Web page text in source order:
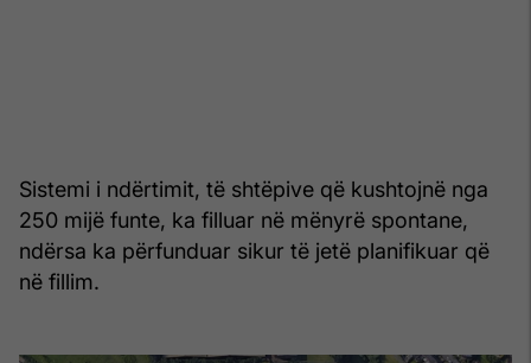
Sistemi i ndërtimit, të shtëpive që kushtojnë nga
250 mijë funte, ka filluar në mënyrë spontane,
ndërsa ka përfunduar sikur të jetë planifikuar që
në fillim.